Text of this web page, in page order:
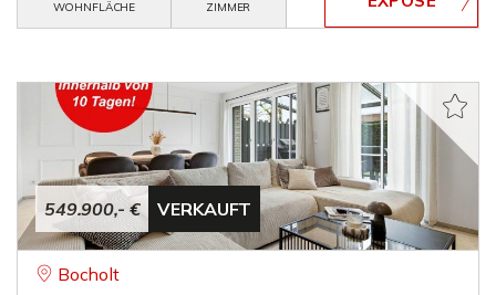
WOHNFLÄCHE
ZIMMER
549.900,- € VERKAUFT
Bocholt